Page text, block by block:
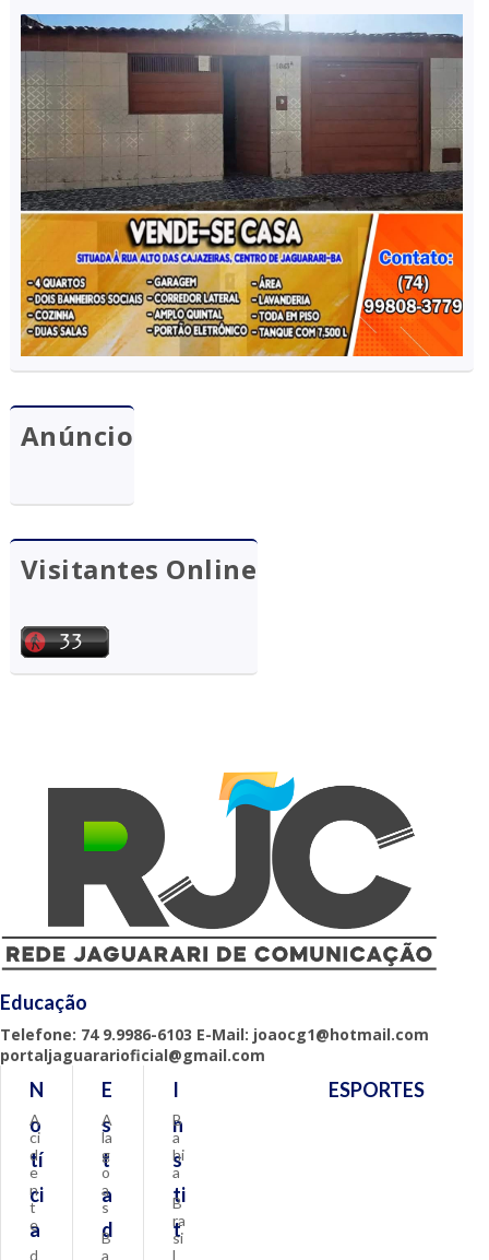
Anúncio
Visitantes Online
Educação
Telefone: 74 9.9986-6103 E-Mail: joaocg1@hotmail.com
portaljaguararioficial@gmail.com
N
o
tí
ci
a
A
ci
d
e
n
t
e
d
E
s
t
a
d
A
la
g
o
a
s
B
a
I
n
s
ti
t
B
a
hi
a
B
ra
si
l
ESPORTES